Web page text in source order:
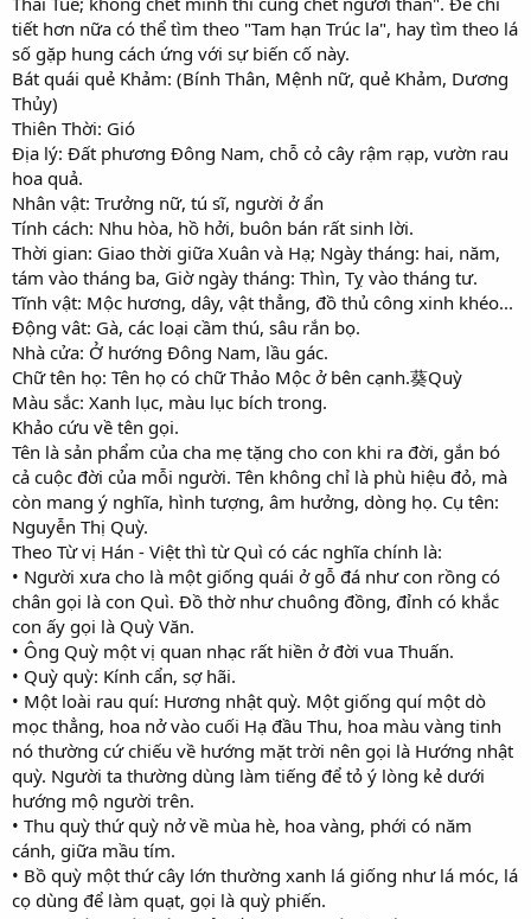
tiết hơn nữa có thể tìm theo "Tam hạn Trúc la", hay tìm theo lá
số gặp hung cách ứng với sự biến cố này.
Bát quái quẻ Khảm: (Bính Thân, Mệnh nữ, quẻ Khảm, Dương
Thủy)
Thiên Thời: Gió
Địa lý: Đất phương Đông Nam, chỗ cỏ cây rậm rạp, vườn rau
hoa quả.
Nhân vật: Trưởng nữ, tú sĩ, người ở ẩn
Tính cách: Nhu hòa, hồ hởi, buôn bán rất sinh lời.
Thời gian: Giao thời giữa Xuân và Hạ; Ngày tháng: hai, năm,
tám vào tháng ba, Giờ ngày tháng: Thìn, Tỵ vào tháng tư.
Tĩnh vật: Mộc hương, dây, vật thẳng, đồ thủ công xinh khéo...
Động vât: Gà, các loại cầm thú, sâu rắn bọ.
Nhà cửa: Ở hướng Đông Nam, lầu gác.
Chữ tên họ: Tên họ có chữ Thảo Mộc ở bên cạnh.葵Quỳ
Màu sắc: Xanh lục, màu lục bích trong.
Khảo cứu về tên gọi.
Tên là sản phẩm của cha mẹ tặng cho con khi ra đời, gắn bó
cả cuộc đời của mỗi người. Tên không chỉ là phù hiệu đỏ, mà
còn mang ý nghĩa, hình tượng, âm hưởng, dòng họ. Cụ tên:
Nguyễn Thị Quỳ.
Theo Từ vị Hán - Việt thì từ Quì có các nghĩa chính là:
• Người xưa cho là một giống quái ở gỗ đá như con rồng có
chân gọi là con Quì. Đồ thờ như chuông đồng, đỉnh có khắc
con ấy gọi là Quỳ Văn.
• Ông Quỳ một vị quan nhạc rất hiền ở đời vua Thuấn.
• Quỳ quỳ: Kính cẩn, sợ hãi.
• Một loài rau quí: Hương nhật quỳ. Một giống quí một dò
mọc thẳng, hoa nở vào cuối Hạ đầu Thu, hoa màu vàng tinh
nó thường cứ chiếu về hướng mặt trời nên gọi là Hướng nhật
quỳ. Người ta thường dùng làm tiếng để tỏ ý lòng kẻ dưới
hướng mộ người trên.
• Thu quỳ thứ quỳ nở về mùa hè, hoa vàng, phới có năm
cánh, giữa mầu tím.
• Bồ quỳ một thứ cây lớn thường xanh lá giống như lá móc, lá
cọ dùng để làm quạt, gọi là quỳ phiến.